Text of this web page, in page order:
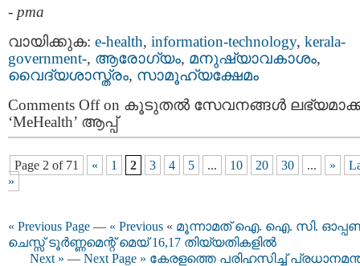
- pma
വായിക്കുക: e-health, information-technology, kerala-
government-, ആരോഗ്യം, മനുഷ്യാവകാശം,
വൈദ്യശാസ്ത്രം, സാമൂഹ്യക്ഷേമം
Comments Offon കൂടുതൽ സേവനങ്ങൾ
‘MeHealth’ ആപ്പ്
Page 2 of 71 « 1 2 3 4 5 ... 10 20 30 ... »
»
« Previous Page — « Previous « മൂന്നാമത് ഐ. ഐ. സി.
ചെസ്സ് ടൂർണ്ണമെന്റ് മെയ് 16,17 തിയ്യതികളിൽ
Next » — Next Page » കേരളത്തെ പരിഹസിച്ച്